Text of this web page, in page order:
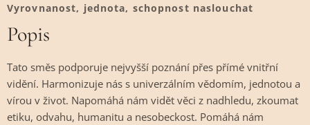
Vyrovnanost, jednota, schopnost naslouchat
Popis
Tato směs podporuje nejvyšší poznání přes přímé vnitřní
vidění. Harmonizuje nás s univerzálním vědomím, jednotou a
vírou v život. Napomáhá nám vidět věci z nadhledu, zkoumat
etiku, odvahu, humanitu a nesobeckost. Pomáhá nám